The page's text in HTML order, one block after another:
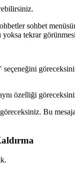
sohbet
yoksa tekrar
seçeneğini
özelliği
Bu